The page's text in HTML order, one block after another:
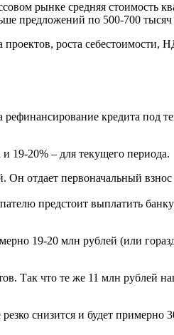
рынке средняя стоимость
предложений по 500-700 тысяч
проектов, роста
кредита под
19-20% – для текущего периода.
отдает первоначальный
предстоит выплатить
19-20 млн рублей (или
Так что те же 11 млн рублей
снизится и будет примерно